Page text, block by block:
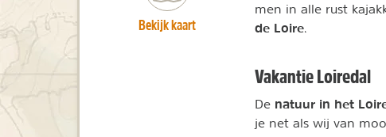
men in alle rust
de Loire.
Vakantie Loiredal
De natuur in het
je net als wij van
Bekijk kaart